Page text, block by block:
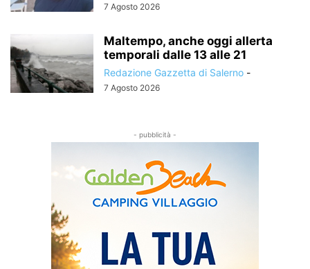
7 Agosto 2026
Maltempo, anche oggi allerta
temporali dalle 13 alle 21
Redazione Gazzetta di Salerno -
7 Agosto 2026
- pubblicità -